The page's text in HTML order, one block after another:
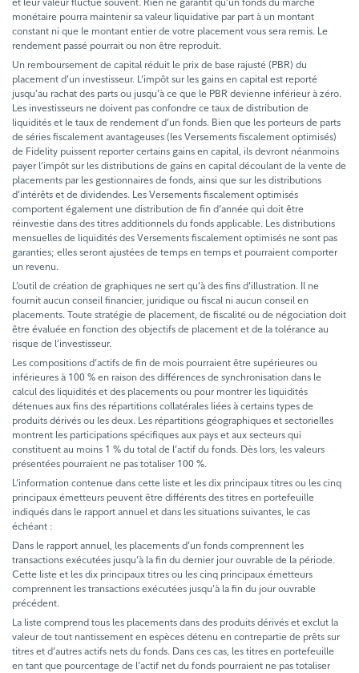
monétaire pourra maintenir sa valeur liquidative par part à un montant
constant ni que le montant entier de votre placement vous sera remis. Le
rendement passé pourrait ou non être reproduit.
Un remboursement de capital réduit le prix de base rajusté (PBR) du
placement d’un investisseur. L’impôt sur les gains en capital est reporté
jusqu’au rachat des parts ou jusqu’à ce que le PBR devienne inférieur à zéro.
Les investisseurs ne doivent pas confondre ce taux de distribution de
liquidités et le taux de rendement d’un fonds. Bien que les porteurs de parts
de séries fiscalement avantageuses (les Versements fiscalement optimisés)
de Fidelity puissent reporter certains gains en capital, ils devront néanmoins
payer l’impôt sur les distributions de gains en capital découlant de la vente de
placements par les gestionnaires de fonds, ainsi que sur les distributions
d’intérêts et de dividendes. Les Versements fiscalement optimisés
comportent également une distribution de fin d’année qui doit être
réinvestie dans des titres additionnels du fonds applicable. Les distributions
mensuelles de liquidités des Versements fiscalement optimisés ne sont pas
garanties; elles seront ajustées de temps en temps et pourraient comporter
un revenu.
L’outil de création de graphiques ne sert qu’à des fins d’illustration. Il ne
fournit aucun conseil financier, juridique ou fiscal ni aucun conseil en
placements. Toute stratégie de placement, de fiscalité ou de négociation doit
être évaluée en fonction des objectifs de placement et de la tolérance au
risque de l’investisseur.
Les compositions d’actifs de fin de mois pourraient être supérieures ou
inférieures à 100 % en raison des différences de synchronisation dans le
calcul des liquidités et des placements ou pour montrer les liquidités
détenues aux fins des répartitions collatérales liées à certains types de
produits dérivés ou les deux. Les répartitions géographiques et sectorielles
montrent les participations spécifiques aux pays et aux secteurs qui
constituent au moins 1 % du total de l’actif du fonds. Dès lors, les valeurs
présentées pourraient ne pas totaliser 100 %.
L’information contenue dans cette liste et les dix principaux titres ou les cinq
principaux émetteurs peuvent être différents des titres en portefeuille
indiqués dans le rapport annuel et dans les situations suivantes, le cas
échéant :
Dans le rapport annuel, les placements d’un fonds comprennent les
transactions exécutées jusqu’à la fin du dernier jour ouvrable de la période.
Cette liste et les dix principaux titres ou les cinq principaux émetteurs
comprennent les transactions exécutées jusqu’à la fin du jour ouvrable
précédent.
La liste comprend tous les placements dans des produits dérivés et exclut la
valeur de tout nantissement en espèces détenu en contrepartie de prêts sur
titres et d’autres actifs nets du fonds. Dans ces cas, les titres en portefeuille
en tant que pourcentage de l’actif net du fonds pourraient ne pas totaliser